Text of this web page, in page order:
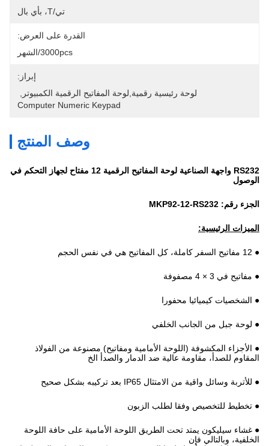
تي/T، بأي بال
القدرة على العرض:
3000pcs/الشهر
إبراز:
لوحة رئيسية رقمية,لوحة المفاتيح الرقمية الكمبيوتر
Computer Numeric Keypad
وصف المنتج
RS232 واجهة الصناعية لوحة المفاتيح الرقمية 12 مفتاح لجهاز التحكم في
الوصول
الجزء رقم: MKP92-12-RS232
الميزات الرئيسية:
● 12 مفاتيح السفر كاملة، كل المفاتيح هي في نفس الحجم
● مفاتيح في 3 × 4 مصفوفة
● الشخصيات كيميائيا محفورا
● لوحة جبل من الجانب الخلفي
● الأجزاء المكشوفة (اللوحة الأمامية ومفاتيح) مصنوعة من الفولاذ
المقاوم للصدأ، مقاومة عالية ضد الدمار والصدأ الخ
● للأتربة وسائل واقية من الامتثال IP65 بعد تركيبه بشكل صحيح
● تخطيط للتخصيص وفقا لطلب الزبون
● غشاء سيليكون يمتد تحت الطريق اللوحة الأمامية على حافة اللوحة
الخلفية، وبالتالي فإن